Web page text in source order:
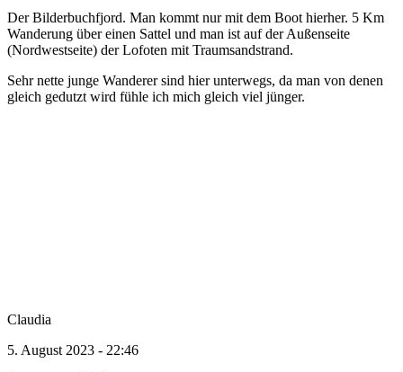
Der Bilderbuchfjord. Man kommt nur mit dem Boot hierher. 5 Km
Wanderung über einen Sattel und man ist auf der Außenseite
(Nordwestseite) der Lofoten mit Traumsandstrand.
Sehr nette junge Wanderer sind hier unterwegs, da man von denen
gleich gedutzt wird fühle ich mich gleich viel jünger.
Claudia
5. August 2023 - 22:46